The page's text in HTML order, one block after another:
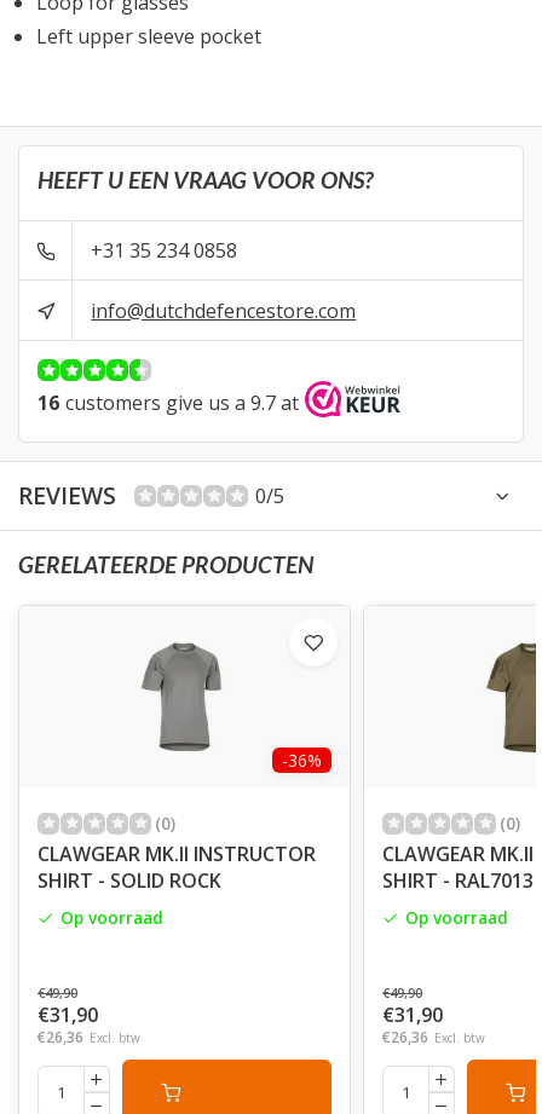
Left upper sleeve pocket
HEEFT U EEN VRAAG VOOR ONS?
+31 35 234 0858
info@dutchdefencestore.com
16 customers give us a 9.7 at
REVIEWS 0/5
GERELATEERDE PRODUCTEN
-36%
(0)
CLAWGEAR MK.II INSTRUCTOR
SHIRT - SOLID ROCK
Op voorraad
€49,90
€31,90
€26,36 Excl. btw
(0)
CLAWGEAR
SHIRT - RAL7013
Op voorraad
€49,90
€31,90
€26,36 Excl. btw